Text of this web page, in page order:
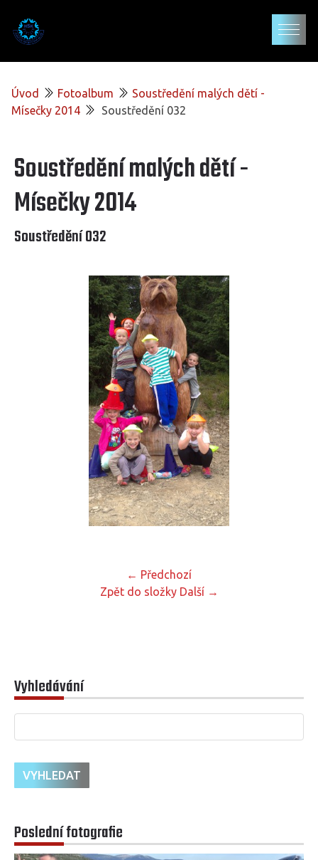
Úvod Fotoalbum
Soustředění malých dětí -
Mísečky 2014
Soustředění 032
Soustředění malých dětí -
Mísečky 2014
Soustředění 032
← Předchozí
Zpět do složky Další →
Vyhledávání
Poslední fotografie